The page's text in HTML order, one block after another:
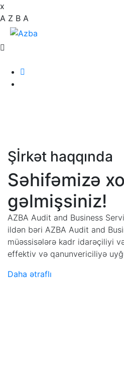
x
A Z B A
Şİrkət haqqında
Səhifəmizə
gəlmişsiniz!
AZBA Audit and Business
ildən bəri AZBA Audit and
müəssisələrə kadr idarəçiliyi
effektiv və qanunvericiliyə
Daha ətraflı